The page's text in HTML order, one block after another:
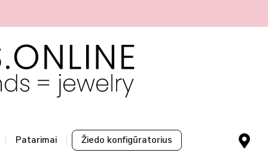
Patarimai Žiedo konfigūratorius
M
a